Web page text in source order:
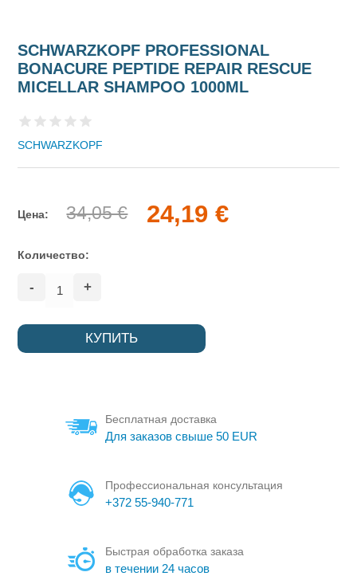
SCHWARZKOPF PROFESSIONAL
BONACURE PEPTIDE REPAIR RESCUE
MICELLAR SHAMPOO 1000ML
SCHWARZKOPF
Цена: 34,05 € 24,19 €
Количество:
- +
Бесплатная доставка
Для заказов свыше 50 EUR
Профессиональная консультация
+372 55-940-771
Быстрая обработка заказа
в течении 24 часов